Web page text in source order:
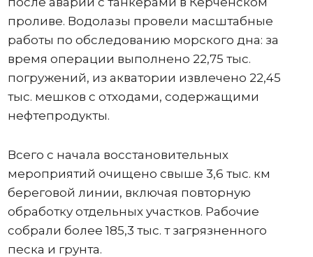
проливе. Водолазы провели масштабные
работы по обследованию морского дна: за
время операции выполнено 22,75 тыс.
погружений, из акватории извлечено 22,45
тыс. мешков с отходами, содержащими
нефтепродукты.
Всего с начала восстановительных
мероприятий очищено свыше 3,6 тыс. км
береговой линии, включая повторную
обработку отдельных участков. Рабочие
собрали более 185,3 тыс. т загрязненного
песка и грунта.